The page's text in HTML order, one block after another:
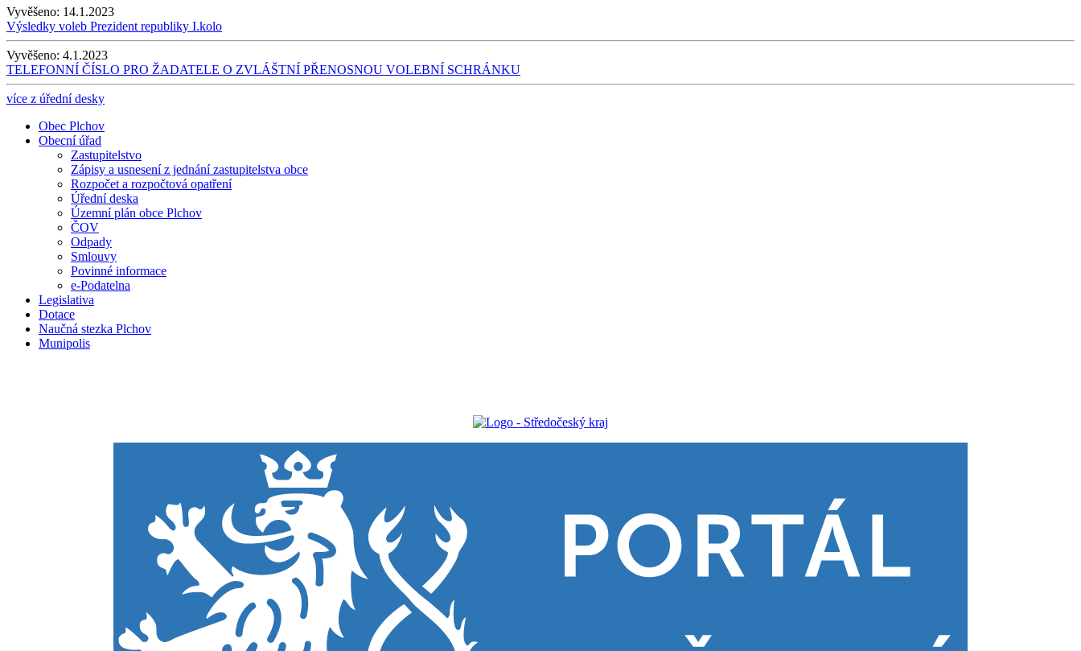
Vyvěšeno: 14.1.2023
Výsledky voleb Prezident republiky I.kolo
Vyvěšeno: 4.1.2023
TELEFONNÍ ČÍSLO PRO ŽADATELE O ZVLÁŠTNÍ PŘENOSNOU VOLEBNÍ SCHRÁNKU
více z úřední desky
Obec Plchov
Obecní úřad
Zastupitelstvo
Zápisy a usnesení z jednání zastupitelstva obce
Rozpočet a rozpočtová opatření
Úřední deska
Územní plán obce Plchov
ČOV
Odpady
Smlouvy
Povinné informace
e-Podatelna
Legislativa
Dotace
Naučná stezka Plchov
Munipolis